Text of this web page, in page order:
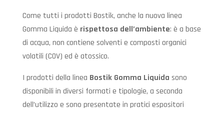
Come tutti i prodotti Bostik, anche la nuova linea
Gomma Liquida è rispettosa dell’ambiente: è a base
di acqua, non contiene solventi e composti organici
volatili (COV) ed è atossico.
I prodotti della linea Bostik Gomma Liquida sono
disponibili in diversi formati e tipologie, a seconda
dell’utilizzo e sono presentate in pratici espositori